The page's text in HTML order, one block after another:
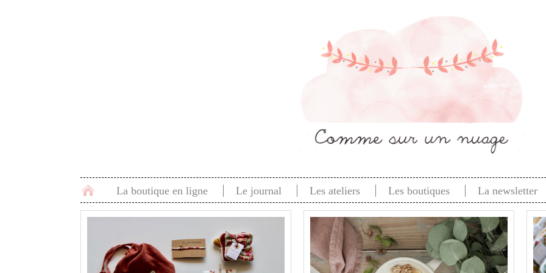
La boutique en ligne Le journal Les ateliers Les boutiques La newsletter